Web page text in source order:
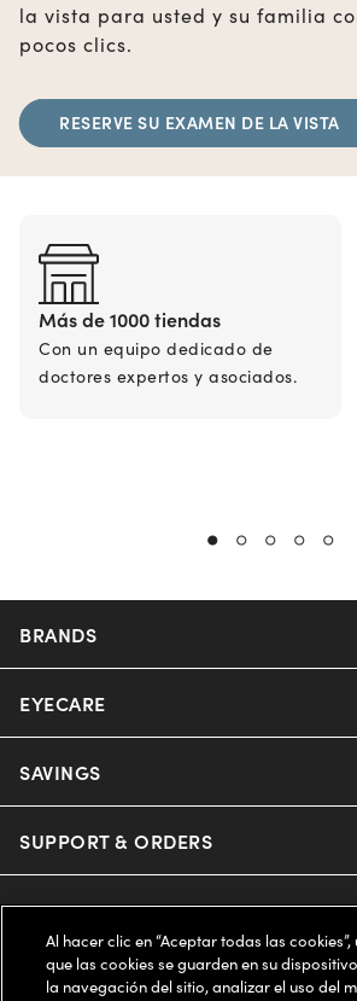
la vista para usted y su familia
pocos clics.
RESERVE SU EXAMEN DE LA VISTA
Más de 1000 tiendas
Con un equipo dedicado de
doctores expertos y asociados.
BRANDS
Nuance Audio
Ray-Ban
Oakley
Oakley Meta
EYECARE
Our Eyeglasses
Our Sunglasses
Our Contact Lenses
Ray-Ban | Meta
SAVINGS
Offers & Discount
Insurance
FSA & HSA
SUPPORT & ORDERS
Help Center
Online Order Status
LEGAL
Privacy Policy
COMPANY INFO
Al hacer clic en “Aceptar todas las
que las cookies se guarden en su
la navegación del sitio, analizar el uso del